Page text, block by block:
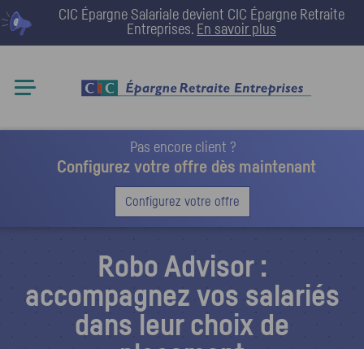
CIC Épargne Salariale devient CIC Épargne Retraite
Entreprises. En savoir plus
Pas encore client ?
Configurez votre offre dès maintenant
Configurez votre offre
Robo Advisor :
accompagnez vos salariés
dans leur choix de